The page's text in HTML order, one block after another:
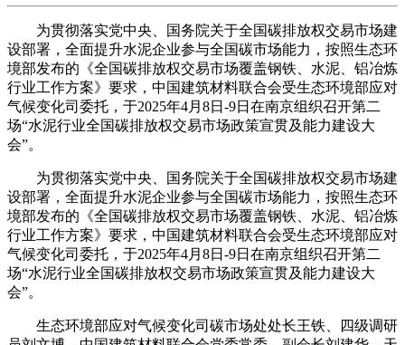
为贯彻落实党中央、国务院关于全国碳排放权交易市场建
设部署，全面提升水泥企业参与全国碳市场能力，按照生态环
境部发布的《全国碳排放权交易市场覆盖钢铁、水泥、铝冶炼
行业工作方案》要求，中国建筑材料联合会受生态环境部应对
气候变化司委托，于2025年4月8日-9日在南京组织召开第二
场“水泥行业全国碳排放权交易市场政策宣贯及能力建设大
会”。
为贯彻落实党中央、国务院关于全国碳排放权交易市场建
设部署，全面提升水泥企业参与全国碳市场能力，按照生态环
境部发布的《全国碳排放权交易市场覆盖钢铁、水泥、铝冶炼
行业工作方案》要求，中国建筑材料联合会受生态环境部应对
气候变化司委托，于2025年4月8日-9日在南京组织召开第二
场“水泥行业全国碳排放权交易市场政策宣贯及能力建设大
会”。
生态环境部应对气候变化司碳市场处处长王铁、四级调研